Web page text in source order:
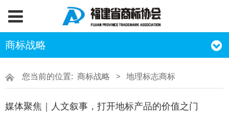
商标战略
您当前的位置: 商标战略 > 地理标志商标
媒体聚焦｜人文叙事，打开地标产品的价值之门